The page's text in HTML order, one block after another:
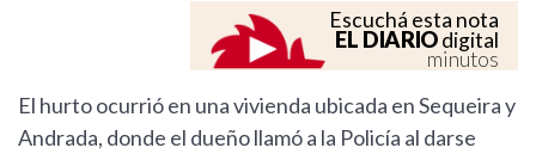
Escuchá esta nota
EL DIARIOdigital
minutos
El hurto ocurrió en una vivienda ubicada en Sequeira y
Andrada, donde el dueño llamó a la Policía al darse